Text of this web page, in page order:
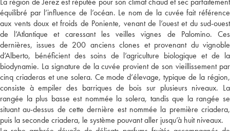
équilibré par l’influence de l’océan. Le nom de la cuvée fait référence
aux vents doux et froids de Poniente, venant de l’ouest et du sud-ouest
de l’Atlantique et caressant les veilles vignes de Palomino. Ces
dernières, issues de 200 anciens clones et provenant du vignoble
d’Alberto, bénéficient des soins de l’agriculture biologique et de la
biodynamie. La signature de la cuvée provient de son vieillissement par
cinq criaderas et une solera. Ce mode d’élevage, typique de la région,
consiste à empiler des barriques de bois sur plusieurs niveaux. La
rangée la plus basse est nommée la solera, tandis que la rangée se
situant au-dessus de cette dernière est nommée la première criadera,
puis la seconde criadera, le système pouvant aller jusqu’à huit niveaux.